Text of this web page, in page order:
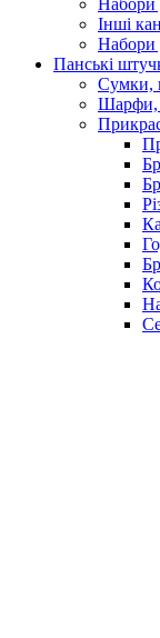
Інші
Набори
Панські
Сумки,
Шарфи,